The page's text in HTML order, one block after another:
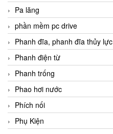
Pa lăng
phần mềm pc drive
Phanh đĩa, phanh đĩa thủy lực
Phanh điện từ
Phanh trống
Phao hơi nước
Phích nối
Phụ Kiện